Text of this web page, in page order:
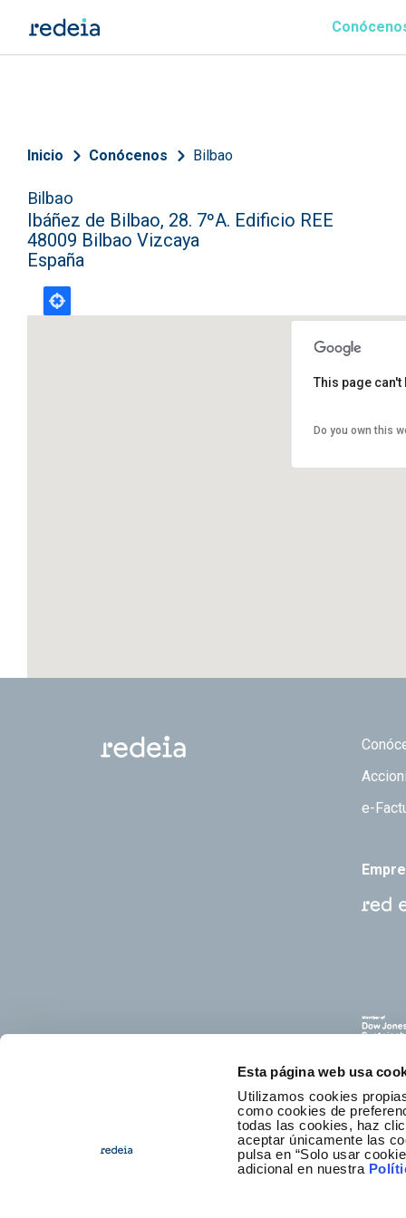
Esta página web usa
Utilizamos cookies
como cookies de
todas las cookies, haz
aceptar únicamente las
pulsa en “Solo usar
adicional en nuestra
Sobrescribir enlaces de
Inicio Conócenos Bilbao
Bilbao
Ibáñez de Bilbao, 28. 7ºA. Edificio REE
48009 Bilbao Vizcaya
España
This page
Do you own this
Footer
e-